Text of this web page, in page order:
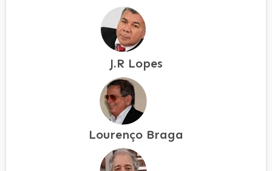
J.R Lopes
Lourenço Braga